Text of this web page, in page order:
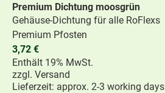
Premium Dichtung moosgrün
Gehäuse-Dichtung für alle RoFlexs
Premium Pfosten
3,72 €
Enthält 19% MwSt.
zzgl. Versand
Lieferzeit: approx. 2-3 working days